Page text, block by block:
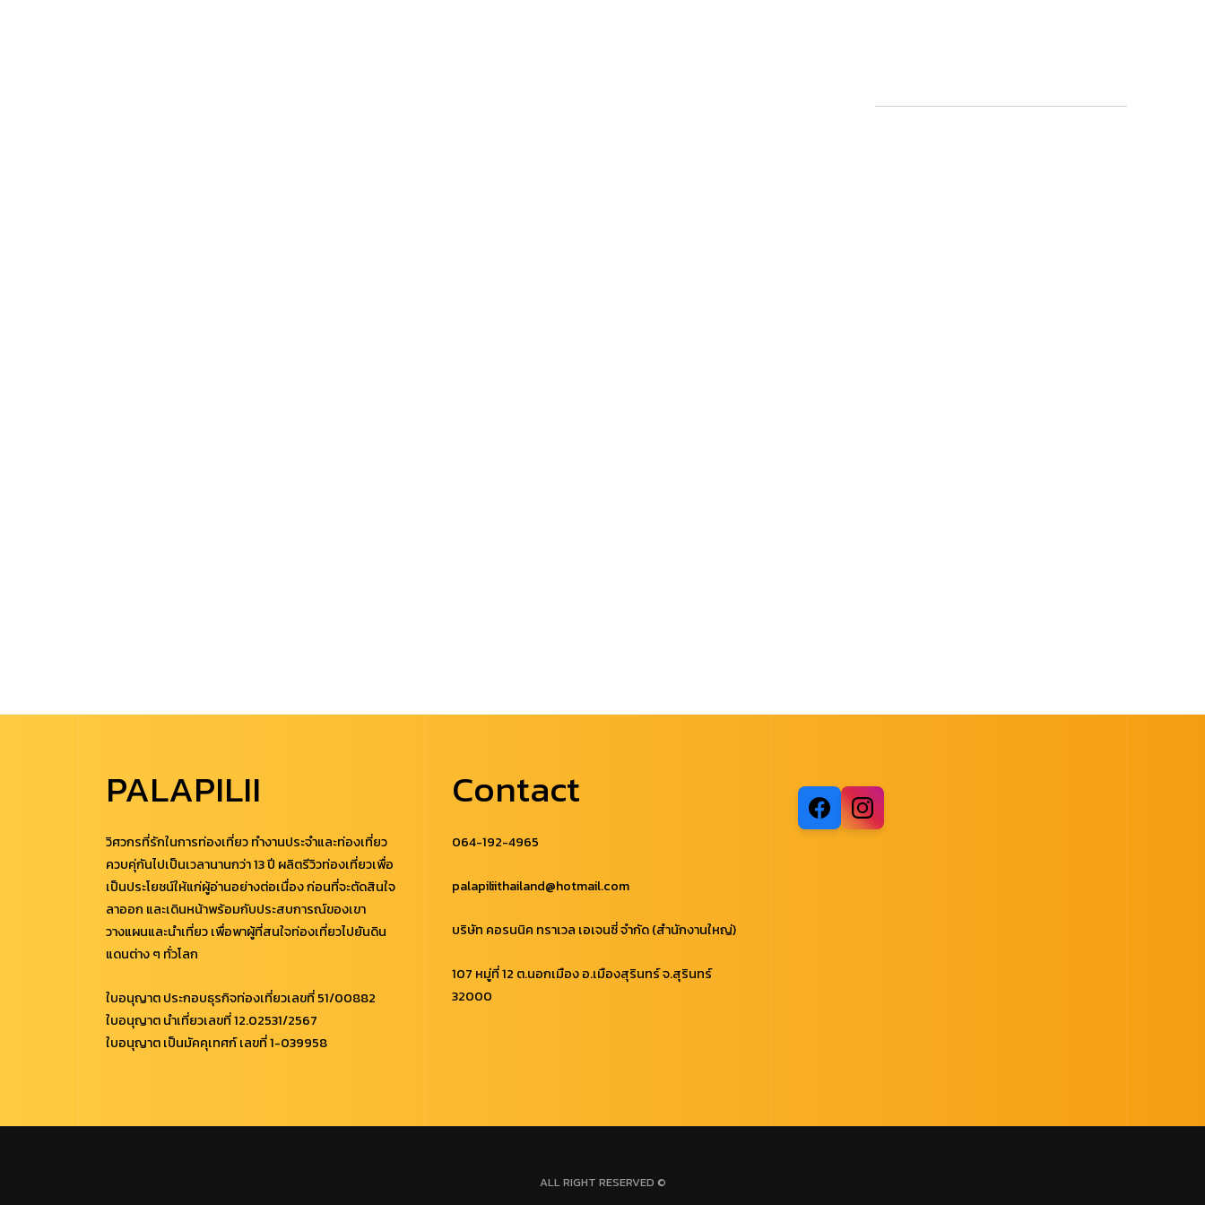
PALAPILII
วิศวกรที่รักในการท่องเที่ยว ทำงานประจำและท่องเที่ยว
ควบคุ่กันไปเป็นเวลานานกว่า 13 ปี ผลิตรีวิวท่องเที่ยวเพื่อ
เป็นประโยชน์ให้แก่ผู้อ่านอย่างต่อเนื่อง ก่อนที่จะตัดสินใจ
ลาออก และเดินหน้าพร้อมกับประสบการณ์ของเขา
วางแผนและนำเที่ยว เพื่อพาผู้ที่สนใจท่องเที่ยวไปยันดิน
แดนต่าง ๆ ทั่วโลก
ใบอนุญาต ประกอบธุรกิจท่องเที่ยวเลขที่ 51/00882
ใบอนุญาต นำเที่ยวเลขที่ 12.02531/2567
ใบอนุญาต เป็นมัคคุเทศก์ เลขที่ 1-039958
Contact
064-192-4965
palapiliithailand@hotmail.com
บริษัท คอรนนิค ทราเวล เอเจนซี่ จำกัด (สำนักงานใหญ่)
107 หมู่ที่ 12 ต.นอกเมือง อ.เมืองสุรินทร์ จ.สุรินทร์
32000
ALL RIGHT RESERVED ©